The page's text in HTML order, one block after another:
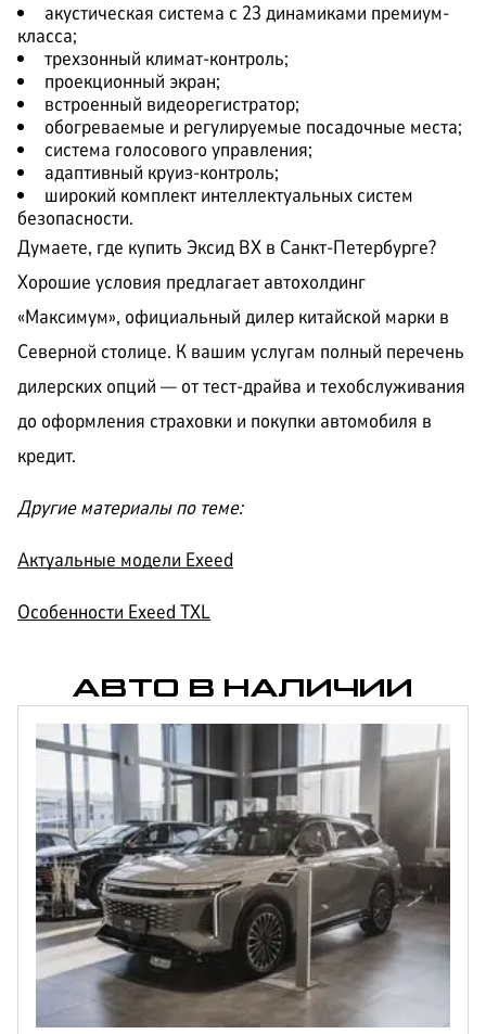
акустическая система с 23 динамиками премиум-
класса;
трехзонный климат-контроль;
проекционный экран;
встроенный видеорегистратор;
обогреваемые и регулируемые посадочные места;
система голосового управления;
адаптивный круиз-контроль;
широкий комплект интеллектуальных систем
безопасности.
Думаете, где купить Эксид ВХ в Санкт-Петербурге?
Хорошие условия предлагает автохолдинг
«Максимум», официальный дилер китайской марки в
Северной столице. К вашим услугам полный перечень
дилерских опций — от тест-драйва и техобслуживания
до оформления страховки и покупки автомобиля в
кредит.
Другие материалы по теме:
Актуальные модели Exeed
Особенности Exeed TXL
АВТО В НАЛИЧИИ